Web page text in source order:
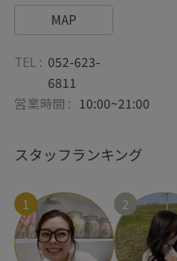
MAP
TEL : 052-623-
6811
営業時間 : 10:00~21:00
スタッフランキング
1 2